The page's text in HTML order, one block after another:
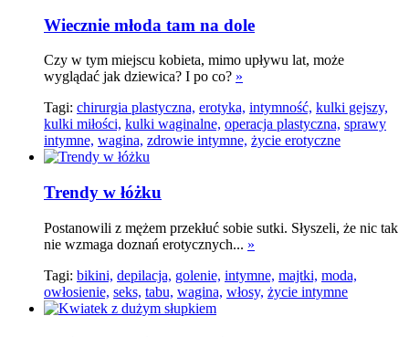
Wiecznie młoda tam na dole
Czy w tym miejscu kobieta, mimo upływu lat, może
wyglądać jak dziewica? I po co? »
Tagi: chirurgia plastyczna, erotyka, intymność, kulki gejszy,
kulki miłości, kulki waginalne, operacja plastyczna, sprawy
intymne, wagina, zdrowie intymne, życie erotyczne
Trendy w łóżku
Postanowili z mężem przekłuć sobie sutki. Słyszeli, że nic tak
nie wzmaga doznań erotycznych... »
Tagi: bikini, depilacja, golenie, intymne, majtki, moda,
owłosienie, seks, tabu, wagina, włosy, życie intymne